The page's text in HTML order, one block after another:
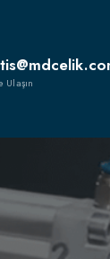
Ulaşın